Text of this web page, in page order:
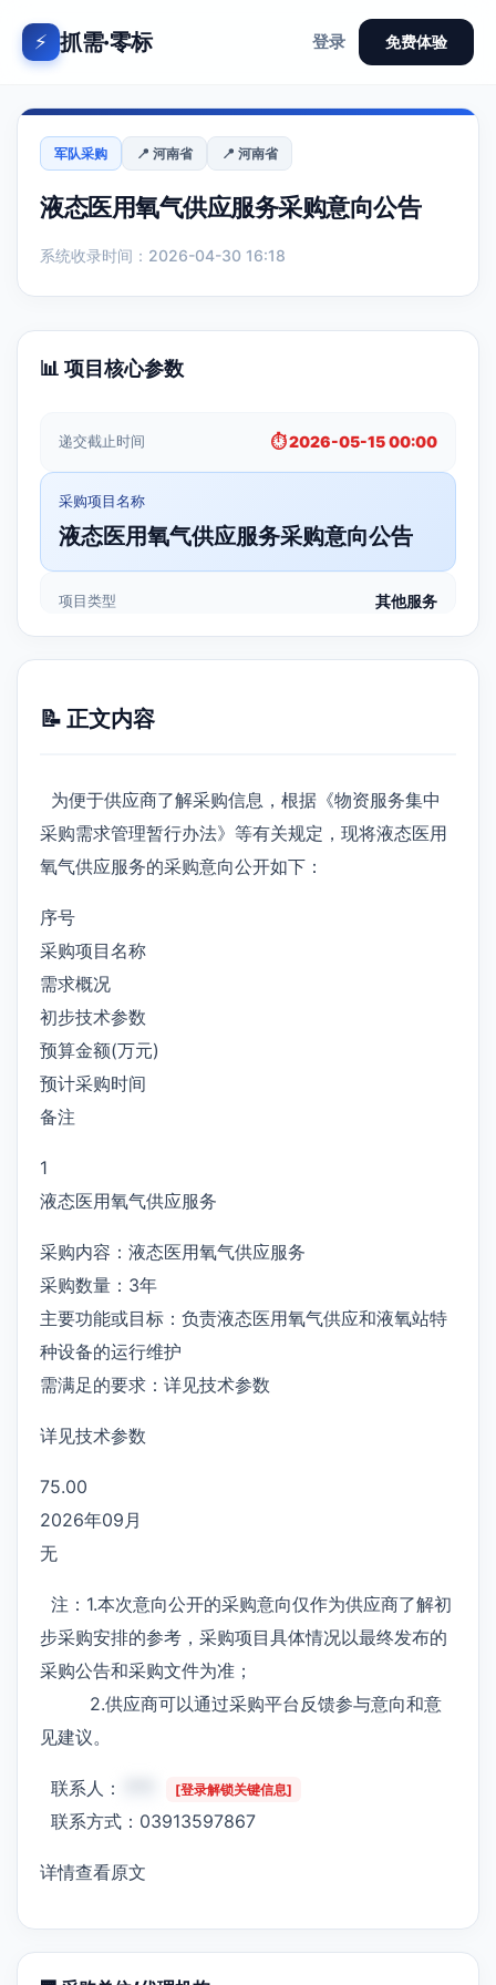
⚡ 抓需·零标 登录 免费体验
军队采购 📍 河南省 📍 河南省
液态医用氧气供应服务采购意向公告
系统收录时间：2026-04-30 16:18
📊 项目核心参数
递交截止时间 ⏱️ 2026-05-15 00:00
采购项目名称
液态医用氧气供应服务采购意向公告
项目类型 其他服务
📝 正文内容
为便于供应商了解采购信息，根据《物资服务集中
采购需求管理暂行办法》等有关规定，现将液态医用
氧气供应服务的采购意向公开如下：
序号
采购项目名称
需求概况
初步技术参数
预算金额(万元)
预计采购时间
备注
1
液态医用氧气供应服务
采购内容：液态医用氧气供应服务
采购数量：3年
主要功能或目标：负责液态医用氧气供应和液氧站特
种设备的运行维护
需满足的要求：详见技术参数
详见技术参数
75.00
2026年09月
无
注：1.本次意向公开的采购意向仅作为供应商了解初
步采购安排的参考，采购项目具体情况以最终发布的
采购公告和采购文件为准；
2.供应商可以通过采购平台反馈参与意向和意
见建议。
联系人： [登录解锁关键信息]
联系方式：03913597867
详情查看原文